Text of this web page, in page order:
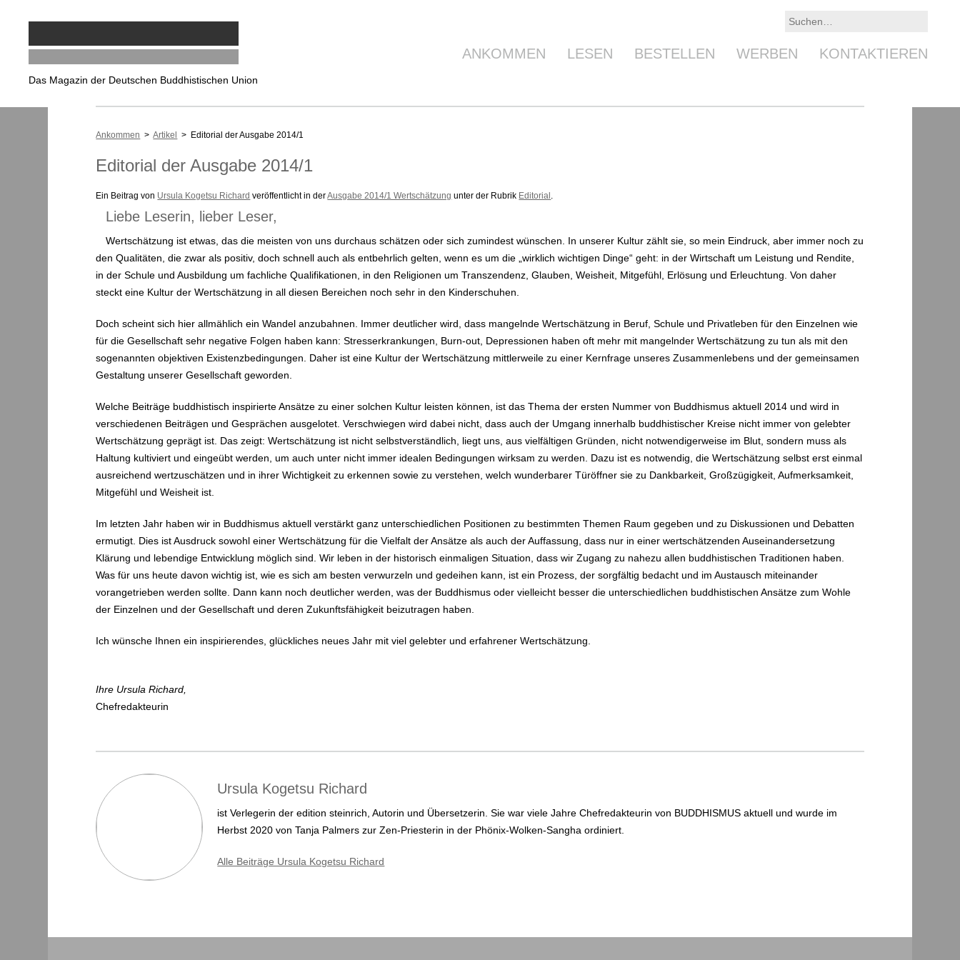
Das Magazin der Deutschen Buddhistischen Union
ANKOMMEN LESEN BESTELLEN WERBEN KONTAKTIEREN
Ankommen >Artikel > Editorial der Ausgabe 2014/1
Editorial der Ausgabe 2014/1
Ein Beitrag von Ursula Kogetsu Richard veröffentlicht in derAusgabe 2014/1 Wertschätzung unter der Rubrik Editorial.
Liebe Leserin, lieber Leser,
Wertschätzung ist etwas, das die meisten von uns durchaus schätzen oder sich zumindest wünschen. In unserer Kultur zählt sie, so mein Eindruck, aber immer noch zu
den Qualitäten, die zwar als positiv, doch schnell auch als entbehrlich gelten, wenn es um die „wirklich wichtigen Dinge“ geht: in der Wirtschaft um Leistung und Rendite,
in der Schule und Ausbildung um fachliche Qualifikationen, in den Religionen um Transzendenz, Glauben, Weisheit, Mitgefühl, Erlösung und Erleuchtung. Von daher
steckt eine Kultur der Wertschätzung in all diesen Bereichen noch sehr in den Kinderschuhen.
Doch scheint sich hier allmählich ein Wandel anzubahnen. Immer deutlicher wird, dass mangelnde Wertschätzung in Beruf, Schule und Privatleben für den Einzelnen wie
für die Gesellschaft sehr negative Folgen haben kann: Stresserkrankungen, Burn-out, Depressionen haben oft mehr mit mangelnder Wertschätzung zu tun als mit den
sogenannten objektiven Existenzbedingungen. Daher ist eine Kultur der Wertschätzung mittlerweile zu einer Kernfrage unseres Zusammenlebens und der gemeinsamen
Gestaltung unserer Gesellschaft geworden.
Welche Beiträge buddhistisch inspirierte Ansätze zu einer solchen Kultur leisten können, ist das Thema der ersten Nummer von Buddhismus aktuell 2014 und wird in
verschiedenen Beiträgen und Gesprächen ausgelotet. Verschwiegen wird dabei nicht, dass auch der Umgang innerhalb buddhistischer Kreise nicht immer von gelebter
Wertschätzung geprägt ist. Das zeigt: Wertschätzung ist nicht selbstverständlich, liegt uns, aus vielfältigen Gründen, nicht notwendigerweise im Blut, sondern muss als
Haltung kultiviert und eingeübt werden, um auch unter nicht immer idealen Bedingungen wirksam zu werden. Dazu ist es notwendig, die Wertschätzung selbst erst einmal
ausreichend wertzuschätzen und in ihrer Wichtigkeit zu erkennen sowie zu verstehen, welch wunderbarer Türöffner sie zu Dankbarkeit, Großzügigkeit, Aufmerksamkeit,
Mitgefühl und Weisheit ist.
Im letzten Jahr haben wir in Buddhismus aktuell verstärkt ganz unterschiedlichen Positionen zu bestimmten Themen Raum gegeben und zu Diskussionen und Debatten
ermutigt. Dies ist Ausdruck sowohl einer Wertschätzung für die Vielfalt der Ansätze als auch der Auffassung, dass nur in einer wertschätzenden Auseinandersetzung
Klärung und lebendige Entwicklung möglich sind. Wir leben in der historisch einmaligen Situation, dass wir Zugang zu nahezu allen buddhistischen Traditionen haben.
Was für uns heute davon wichtig ist, wie es sich am besten verwurzeln und gedeihen kann, ist ein Prozess, der sorgfältig bedacht und im Austausch miteinander
vorangetrieben werden sollte. Dann kann noch deutlicher werden, was der Buddhismus oder vielleicht besser die unterschiedlichen buddhistischen Ansätze zum Wohle
der Einzelnen und der Gesellschaft und deren Zukunftsfähigkeit beizutragen haben.
Ich wünsche Ihnen ein inspirierendes, glückliches neues Jahr mit viel gelebter und erfahrener Wertschätzung.
Ihre Ursula Richard,
Chefredakteurin
Ursula Kogetsu Richard
ist Verlegerin der edition steinrich, Autorin und Übersetzerin. Sie war viele Jahre Chefredakteurin von BUDDHISMUS aktuell und wurde im
Herbst 2020 von Tanja Palmers zur Zen-Priesterin in der Phönix-Wolken-Sangha ordiniert.
Alle Beiträge Ursula Kogetsu Richard